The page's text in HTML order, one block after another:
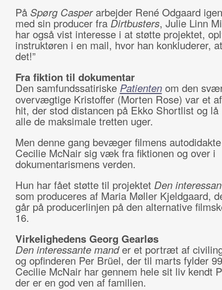
På Spørg Casperarbejder René Odgaard
med sin producer fra Dirtbusters, Julie Linn
har også vist interesse i at støtte projektet,
instruktøren i en mail, hvor han konkluderer,
det!”
Fra fiktion til dokumentar
Den samfundssatiriske Patientenom den
overvægtige Kristoffer (Morten Rose) var et
hit, der stod distancen på Ekko Shortlist og
alle de maksimale tretten uger.
Men denne gang bevæger filmens
Cecilie McNair sig væk fra fiktionen og over i
dokumentarismens verden.
Hun har fået støtte til projektet Den
som produceres af Maria Møller Kjeldgaard,
går på producerlinjen på den alternative
16.
Virkelighedens Georg Gearløs
Den interessante mander et portræt af
og opfinderen Per Brüel, der til marts fylder
Cecilie McNair har gennem hele sit liv kendt
der er en god ven af familien.